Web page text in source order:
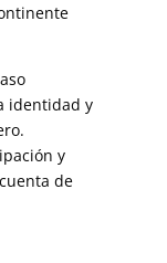
identidad y
y
de